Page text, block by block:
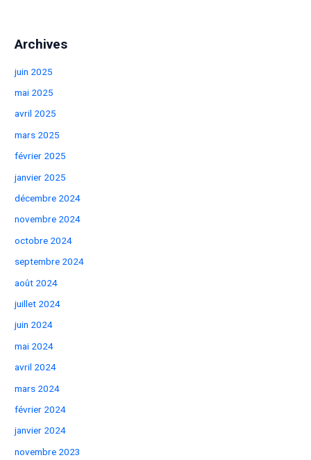
Archives
juin 2025
mai 2025
avril 2025
mars 2025
février 2025
janvier 2025
décembre 2024
novembre 2024
octobre 2024
septembre 2024
août 2024
juillet 2024
juin 2024
mai 2024
avril 2024
mars 2024
février 2024
janvier 2024
novembre 2023